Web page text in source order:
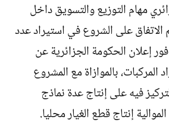
مهام التوزيع والتسويق داخل
الاتفاق على الشروع في استيراد عدد
إعلان الحكومة الجزائرية عن
بالموازاة مع المشروع
فيه على إنتاج عدة نماذج
إنتاج قطع الغيار محليا.